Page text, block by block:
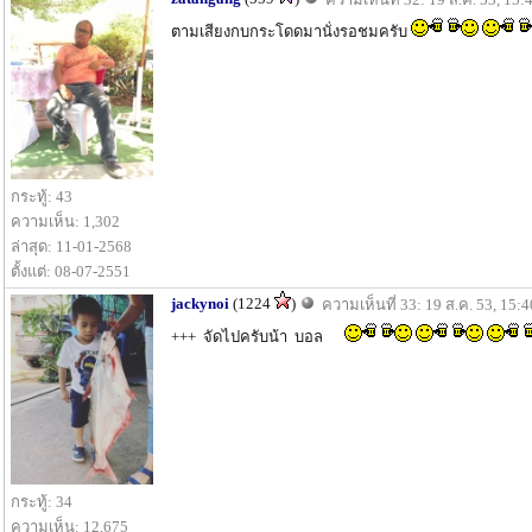
กระทู้: 43
ความเห็น: 1,302
ล่าสุด: 11-01-2568
ตั้งแต่: 08-07-2551
ตามเสียงกบกระโดดมานั่งรอชมครับ
กระทู้: 34
ความเห็น: 12,675
jackynoi (1224 )
ความเห็นที่ 33: 19 ส.ค. 53,
+++ จัดไปครับน้า บอล